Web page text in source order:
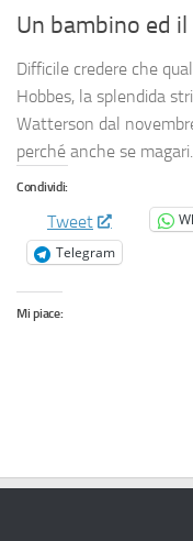
Un bambino ed
Difficile credere che
Hobbes, la splendida
Watterson dal
perché anche se
Condividi:
Tweet
Telegram
Mi piace: